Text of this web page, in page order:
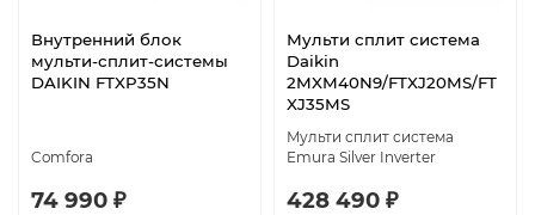
Внутренний блок
мульти-сплит-системы
DAIKIN FTXP35N
Comfora
74 990 ₽
Мульти сплит система
Daikin
2MXM40N9/FTXJ20MS/FT
XJ35MS
Мульти сплит система
Emura Silver Inverter
428 490 ₽